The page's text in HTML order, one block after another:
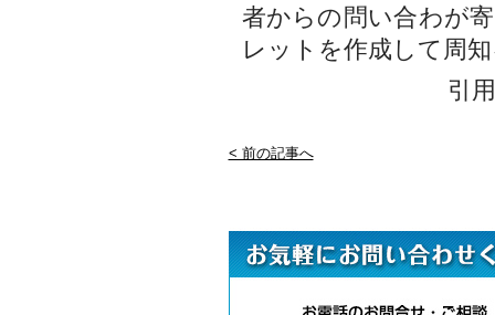
者からの問い合わが
レットを作成して周
引
< 前の記事へ